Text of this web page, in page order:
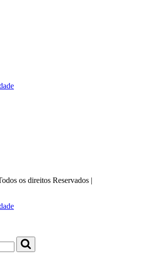
os direitos Reservados |